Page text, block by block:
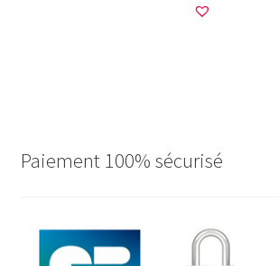
Paiement 100% sécurisé